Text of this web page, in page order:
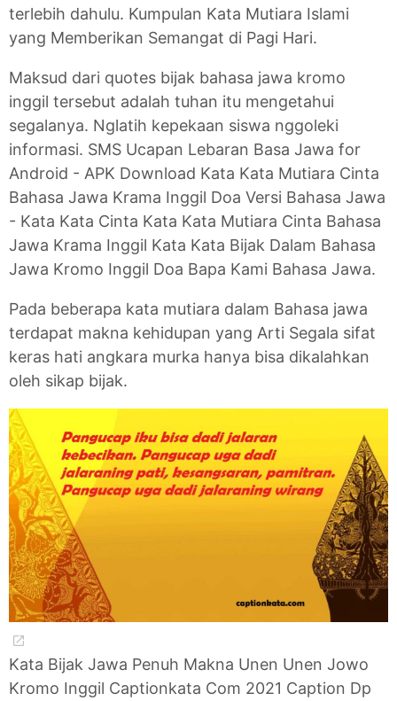
terlebih dahulu. Kumpulan Kata Mutiara Islami
yang Memberikan Semangat di Pagi Hari.
Maksud dari quotes bijak bahasa jawa kromo
inggil tersebut adalah tuhan itu mengetahui
segalanya. Nglatih kepekaan siswa nggoleki
informasi. SMS Ucapan Lebaran Basa Jawa for
Android - APK Download Kata Kata Mutiara Cinta
Bahasa Jawa Krama Inggil Doa Versi Bahasa Jawa
- Kata Kata Cinta Kata Kata Mutiara Cinta Bahasa
Jawa Krama Inggil Kata Kata Bijak Dalam Bahasa
Jawa Kromo Inggil Doa Bapa Kami Bahasa Jawa.
Pada beberapa kata mutiara dalam Bahasa jawa
terdapat makna kehidupan yang Arti Segala sifat
keras hati angkara murka hanya bisa dikalahkan
oleh sikap bijak.
Kata Bijak Jawa Penuh Makna Unen Unen Jowo
Kromo Inggil Captionkata Com 2021 Caption Dp